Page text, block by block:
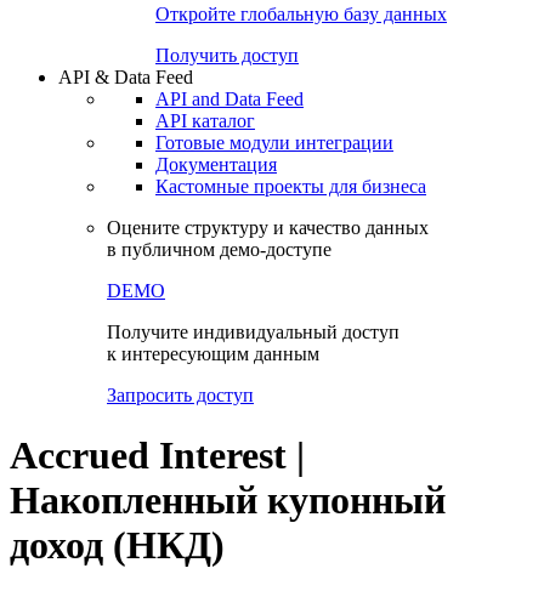
Откройте глобальную базу данных
Получить доступ
API & Data Feed
API and Data Feed
API каталог
Готовые модули интеграции
Документация
Кастомные проекты для бизнеса
Оцените структуру и качество данных
в публичном демо-доступе
DEMO
Получите индивидуальный доступ
к интересующим данным
Запросить доступ
Accrued Interest |
Накопленный купонный
доход (НКД)